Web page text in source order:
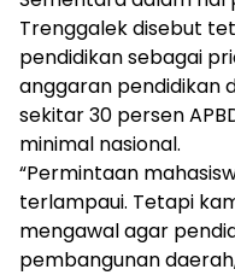
Trenggalek disebut
pendidikan sebagai
anggaran pendidikan
sekitar 30 persen
minimal nasional.
“Permintaan
terlampaui. Tetapi
mengawal agar
pembangunan